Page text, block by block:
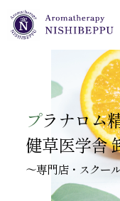
プラナロム
健草医学舎
～専門店・スクー